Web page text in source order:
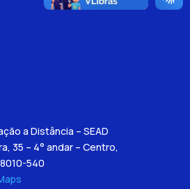
a Distância – SEAD
35 – 4° andar – Centro,
540